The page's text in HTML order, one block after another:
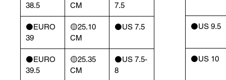
38.5
CM
7.5
⚫️EURO
39
🟡25.10
CM
⚫️US 7.5
⚫️EURO
39.5
🟡25.35
CM
⚫️US 7.5-
8
⚫️US 9.5
⚫️US 10